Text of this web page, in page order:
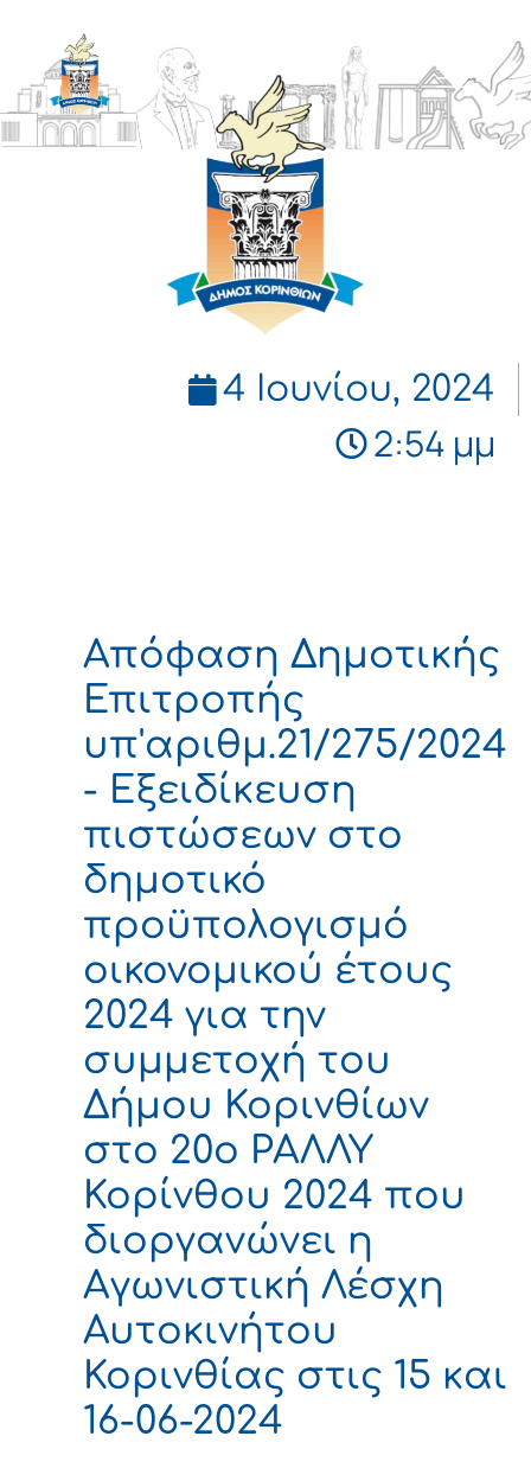
ΔΗΜΟΣ
ΚΟΡΙΝΘΙΩΝ
4 Ιουνίου, 2024
2:54 μμ
Απόφαση Δημοτικής
Επιτροπής
υπ'αριθμ.21/275/2024
- Εξειδίκευση
πιστώσεων στο
δημοτικό
προϋπολογισμό
οικονομικού έτους
2024 για την
συμμετοχή του
Δήμου Κορινθίων
στο 20ο ΡΑΛΛΥ
Κορίνθου 2024 που
διοργανώνει η
Αγωνιστική Λέσχη
Αυτοκινήτου
Κορινθίας στις 15 και
16-06-2024